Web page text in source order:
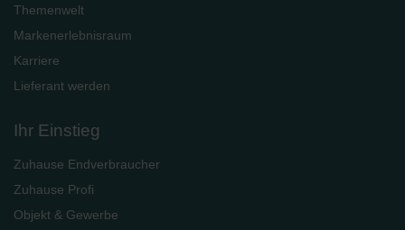
Themenwelt
Markenerlebnisraum
Karriere
Lieferant werden
Ihr Einstieg
Zuhause Endverbraucher
Zuhause Profi
Objekt & Gewerbe